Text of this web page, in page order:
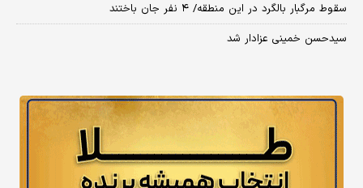
سقوط مرگبار بالگرد در این منطقه/ ۴ نفر جان باختند
سیدحسن خمینی عزادار شد